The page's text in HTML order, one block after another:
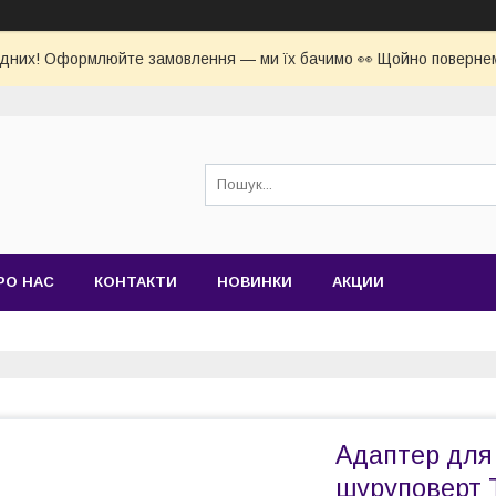
Оформлюйте замовлення — ми їх бачимо 👀 Щойно
НАС КОНТАКТИ НОВИНКИ АКЦИИ
Адаптер для
шуруповерт